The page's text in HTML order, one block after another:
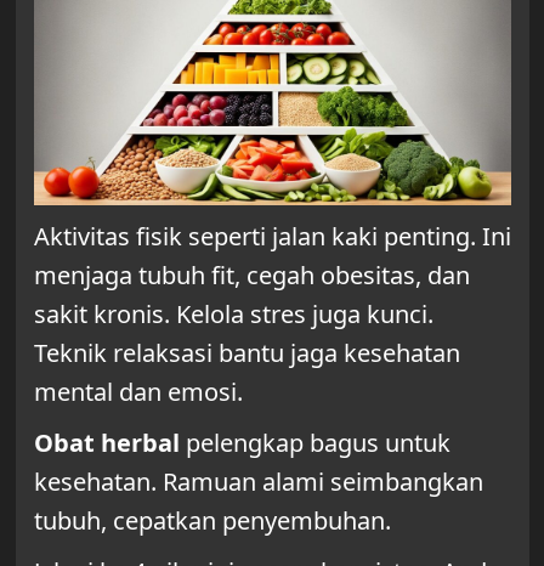
Aktivitas fisik seperti jalan kaki penting. Ini
menjaga tubuh fit, cegah obesitas, dan
sakit kronis. Kelola stres juga kunci.
Teknik relaksasi bantu jaga kesehatan
mental dan emosi.
Obat herbal pelengkap bagus untuk
kesehatan. Ramuan alami seimbangkan
tubuh, cepatkan penyembuhan.